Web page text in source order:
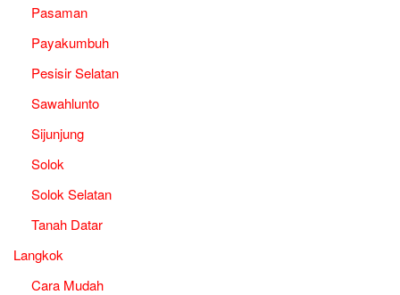
Pasaman
Payakumbuh
Pesisir Selatan
Sawahlunto
Sijunjung
Solok
Solok Selatan
Tanah Datar
Langkok
Cara Mudah